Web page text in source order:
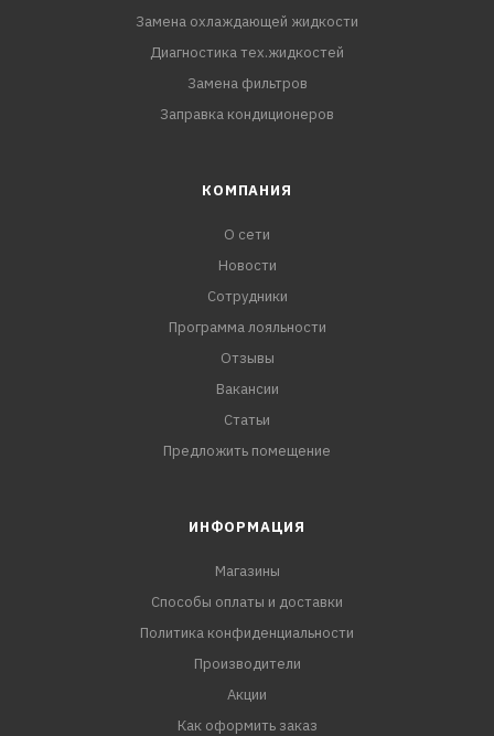
Замена охлаждающей жидкости
Диагностика тех.жидкостей
Замена фильтров
Заправка кондиционеров
КОМПАНИЯ
О сети
Новости
Сотрудники
Программа лояльности
Отзывы
Вакансии
Статьи
Предложить помещение
ИНФОРМАЦИЯ
Магазины
Способы оплаты и доставки
Политика конфиденциальности
Производители
Акции
Как оформить заказ